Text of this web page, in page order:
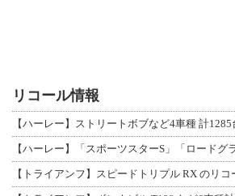
リコール情報
【ハーレー】ストリートボブなど4車種 計
【トライアンフ】スピードトリプル RX のリ